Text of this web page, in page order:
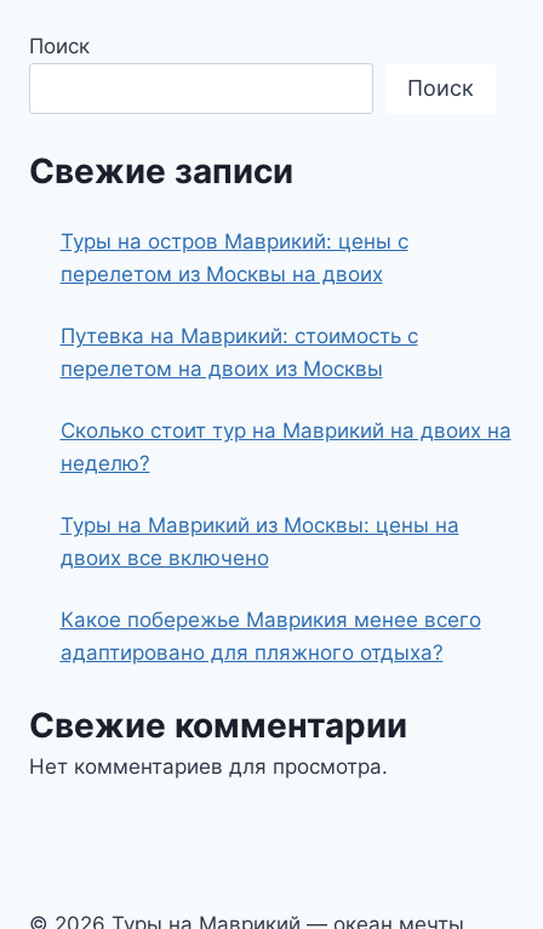
Поиск
Поиск
Свежие записи
Туры на остров Маврикий: цены с
перелетом из Москвы на двоих
Путевка на Маврикий: стоимость с
перелетом на двоих из Москвы
Сколько стоит тур на Маврикий на двоих на
неделю?
Туры на Маврикий из Москвы: цены на
двоих все включено
Какое побережье Маврикия менее всего
адаптировано для пляжного отдыха?
Свежие комментарии
Нет комментариев для просмотра.